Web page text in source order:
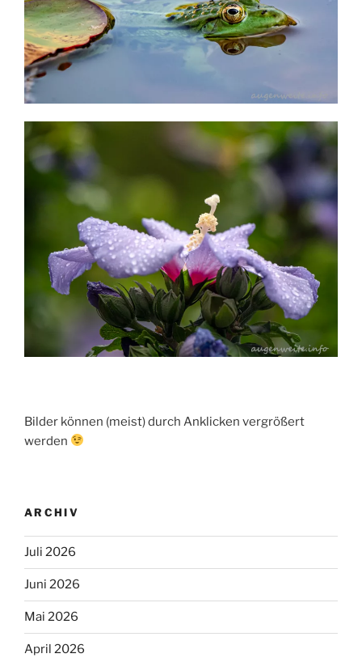
Bilder können (meist) durch Anklicken vergrößert
werden
ARCHIV
Juli 2026
Juni 2026
Mai 2026
April 2026